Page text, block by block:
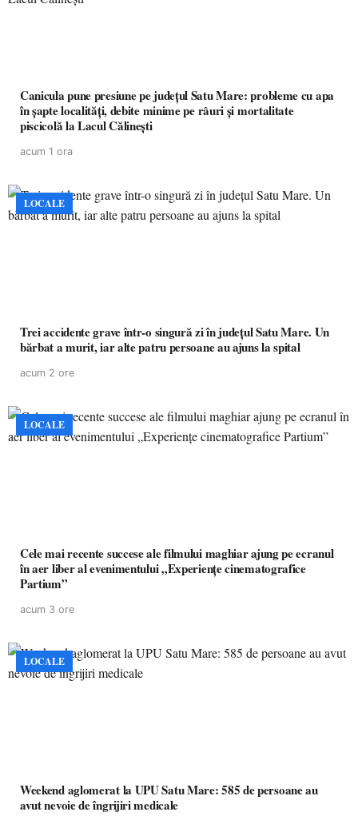
Canicula pune presiune pe județul Satu Mare: probleme cu apa
în șapte localități, debite minime pe râuri și mortalitate
piscicolă la Lacul Călinești
acum 1 ora
LOCALE
Trei accidente grave într-o singură zi în județul Satu Mare. Un
bărbat a murit, iar alte patru persoane au ajuns la spital
acum 2 ore
LOCALE
Cele mai recente succese ale filmului maghiar ajung pe ecranul
în aer liber al evenimentului „Experiențe cinematografice
Partium”
acum 3 ore
LOCALE
Weekend aglomerat la UPU Satu Mare: 585 de persoane au
avut nevoie de îngrijiri medicale